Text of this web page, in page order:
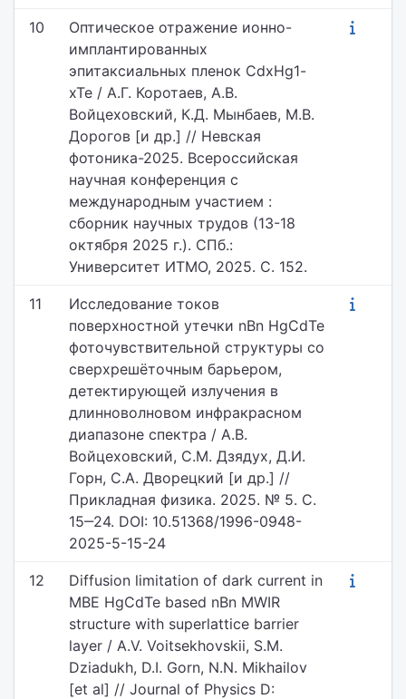
10
Оптическое отражение ионно-
имплантированных
эпитаксиальных пленок CdxHg1-
xTe / А.Г. Коротаев, А.В.
Войцеховский, К.Д. Мынбаев, М.В.
Дорогов [и др.] // Невская
фотоника-2025. Всероссийская
научная конференция с
международным участием :
сборник научных трудов (13-18
октября 2025 г.). СПб.:
Университет ИТМО, 2025. С. 152.
11
Исследование токов
поверхностной утечки nBn HgCdTe
фоточувствительной структуры со
сверхрешёточным барьером,
детектирующей излучения в
длинноволновом инфракрасном
диапазоне спектра / А.В.
Войцеховский, С.М. Дзядух, Д.И.
Горн, С.А. Дворецкий [и др.] //
Прикладная физика. 2025. № 5. С.
15‒24. DOI: 10.51368/1996-0948-
2025-5-15-24
12
Diffusion limitation of dark current in
MBE HgCdTe based nBn MWIR
structure with superlattice barrier
layer / A.V. Voitsekhovskii, S.M.
Dziadukh, D.I. Gorn, N.N. Mikhailov
[et al] // Journal of Physics D: